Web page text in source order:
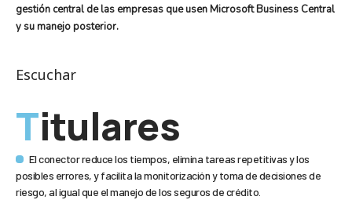
gestión central de las empresas que usen Microsoft Business Central
y su manejo posterior.
Escuchar
Titulares
El conector reduce los tiempos, elimina tareas repetitivas y los
posibles errores, y facilita la monitorización y toma de decisiones de
riesgo, al igual que el manejo de los seguros de crédito.